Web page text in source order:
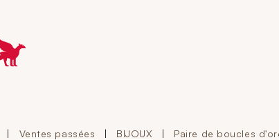
Aller à l'accueil de Crédit Municipal de Paris
| Ventes passées | BIJOUX | Paire de boucles